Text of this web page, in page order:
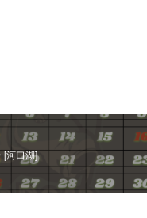
[河口湖]